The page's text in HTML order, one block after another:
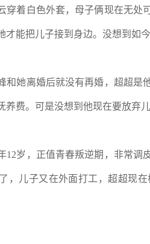
穿着白色外套，母子俩现在无
才能把儿子接到身边。没想到如
和她离婚后就没有再婚，超超
养费。可是没想到他现在要放弃
12岁，正值青春叛逆期，非常
，儿子又在外面打工，超超现